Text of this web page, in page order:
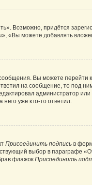
Возможно, придётся
«Вы можете добавлять
Вы можете перейти
на сообщение, то под
администратор
уже кто-то ответил.
Присоединить подпись в
выбор в параграфе
флажок Присоединить